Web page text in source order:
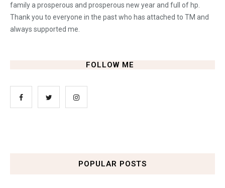
family a prosperous and prosperous new year and full of hp.
Thank you to everyone in the past who has attached to TM and
always supported me.
FOLLOW ME
POPULAR POSTS